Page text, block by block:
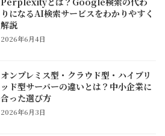
りになるAI検索サービスをわかりやすく
解説
2026年6月4日
オンプレミス型・クラウド型・ハイブリ
ッド型サーバーの違いとは？中小企業に
合った選び方
2026年6月3日